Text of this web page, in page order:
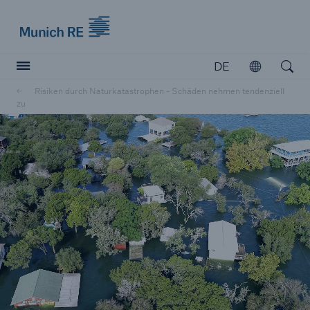
DE
Öffnen
Risiken durch Naturkatastrophen - Schäden nehmen tendenziell
zu
Open
Versicherer
Unsere Lösungen für Versicherer